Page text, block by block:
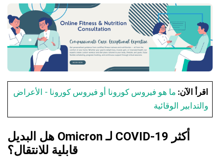
اقرأ الآن: ما هو فيروس كورونا أو فيروس كورونا - الأعراض
والتدابير الوقائية
هل البديل Omicron لـ COVID-19 أكثر
قابلية للانتقال؟